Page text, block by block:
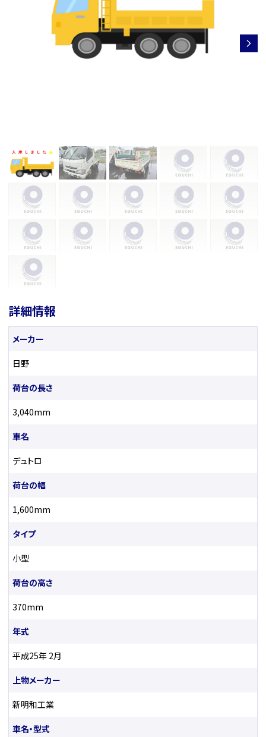
詳細情報
メーカー
日野
荷台の長さ
3,040mm
車名
デュトロ
荷台の幅
1,600mm
タイプ
小型
荷台の高さ
370mm
年式
平成25年 2月
上物メーカー
新明和工業
車名・型式